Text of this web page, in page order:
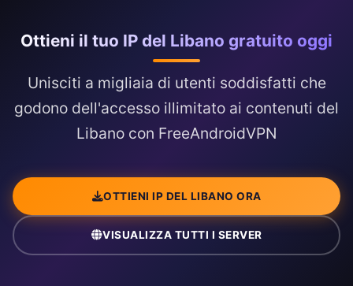
Ottieni il tuo IP del Libano gratuito oggi
Unisciti a migliaia di utenti soddisfatti che
godono dell'accesso illimitato ai contenuti del
Libano con FreeAndroidVPN
OTTIENI IP DEL LIBANO ORA
VISUALIZZA TUTTI I SERVER